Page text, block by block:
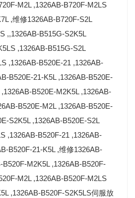
M2L ,1326AB-B720F-M2LS
,维修1326AB-B720F-S2L
,,1326AB-B515G-S2K5L
,1326AB-B515G-S2L
,1326AB-B520E-21 ,1326AB-
B520E-21-K5L ,1326AB-B520E-
B520E-M2K5L ,1326AB-
B520E-M2L ,1326AB-B520E-
S2K5L ,1326AB-B520E-S2L
,1326AB-B520F-21 ,1326AB-
B520F-21-K5L ,维修1326AB-
B520F-M2K5L ,1326AB-B520F-
M2L ,1326AB-B520F-M2LS
,1326AB-B520F-S2K5LS伺服放